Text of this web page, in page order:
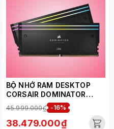
BỘ NHỚ RAM DESKTOP
CORSAIR DOMINATOR
TITANIUM RGB
(CMP96GX5M2B6400C32)
96GB (2X48GB) DDR5
45.999.000₫ -16%
38.479.000₫